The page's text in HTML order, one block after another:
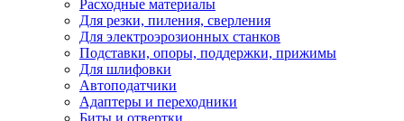
Расходные материалы
Для резки, пиления, сверления
Для электроэрозионных станков
Подставки, опоры, поддержки, прижимы
Для шлифовки
Автоподатчики
Адаптеры и переходники
Биты и отвертки